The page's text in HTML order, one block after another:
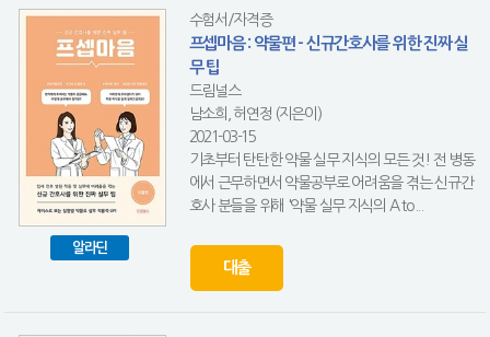
알라딘
수험서/자격증
프셉마음 : 약물편 - 신규간호사를 위한 진짜 실
무 팁
드림널스
남소희, 허연정 (지은이)
2021-03-15
기초부터 탄탄한 약물 실무 지식의 모든 것! 전 병동
에서 근무하면서 약물공부로 어려움을 겪는 신규간
호사 분들을 위해 '약물 실무 지식의 A to...
대출